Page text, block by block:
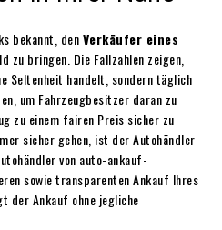
bekannt, denVerkäufer eines
zu bringen. Die Fallzahlen zeigen,
Seltenheit handelt, sondern täglich
um Fahrzeugbesitzer daran zu
zu einem fairen Preis sicher zu
sicher gehen, ist der Autohändler
von auto-ankauf-
sowie transparenten Ankauf Ihres
der Ankauf ohne jegliche